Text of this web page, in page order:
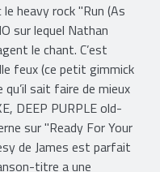
heavy rock "Run (As
sur lequel Nathan
le chant. C’est
feux (ce petit gimmick
sait faire de mieux
DEEP PURPLE old-
sur "Ready For Your
de James est parfait
titre a une